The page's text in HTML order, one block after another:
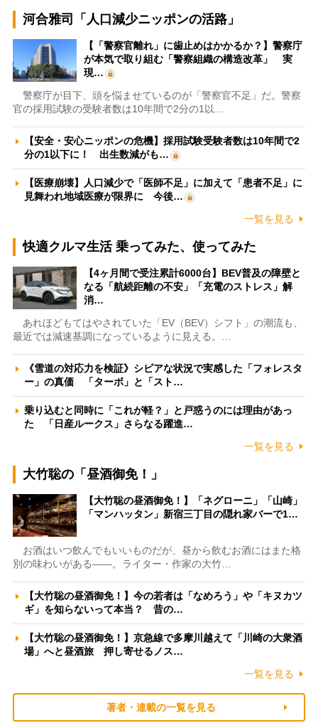
河合雅司「人口減少ニッポンの活路」
【「警察官離れ」に歯止めはかかるか？】警察庁
が本気で取り組む「警察組織の構造改革」 実
現…
警察庁が目下、頭を悩ませているのが「警察官不足」だ。警察
官の採用試験の受験者数は10年間で2分の1以…
【安全・安心ニッポンの危機】採用試験受験者数は10年間で2
分の1以下に！ 出生数減がも…
【医療崩壊】人口減少で「医師不足」に加えて「患者不足」に
見舞われ地域医療が限界に 今後…
一覧を見る
快適クルマ生活 乗ってみた、使ってみた
【4ヶ月間で受注累計6000台】BEV普及の障壁と
なる「航続距離の不安」「充電のストレス」解
消…
あれほどもてはやされていた「EV（BEV）シフト」の潮流も、
最近では減速基調になっているように見える。…
《雪道の対応力を検証》シビアな状況で実感した「フォレスタ
ー」の真価 「ターボ」と「スト…
乗り込むと同時に「これが軽？」と戸惑うのには理由があっ
た 「日産ルークス」さらなる躍進…
一覧を見る
大竹聡の「昼酒御免！」
【大竹聡の昼酒御免！】「ネグローニ」「山崎」
「マンハッタン」新宿三丁目の隠れ家バーで1…
お酒はいつ飲んでもいいものだが、昼から飲むお酒にはまた格
別の味わいがある――。ライター・作家の大竹…
【大竹聡の昼酒御免！】今の若者は「なめろう」や「キヌカツ
ギ」を知らないって本当？ 昔の…
【大竹聡の昼酒御免！】京急線で多摩川越えて「川崎の大衆酒
場」へと昼酒旅 押し寄せるノス…
一覧を見る
著者・連載の一覧を見る